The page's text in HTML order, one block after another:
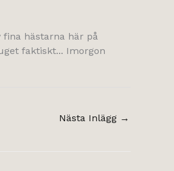
hästarna här på
faktiskt... Imorgon
Nästa Inlägg →